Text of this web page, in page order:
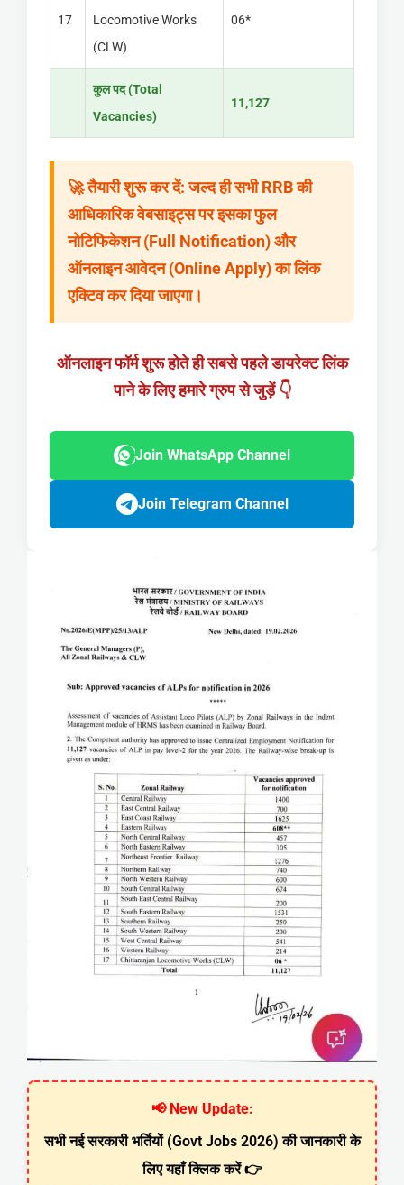
17
Locomotive Works
(CLW)
06*
कुल पद (Total
Vacancies)
11,127
🚀तैयारी शुरू कर दें:जल्द ही सभी RRB की
आधिकारिक वेबसाइट्स पर इसका फुल
नोटिफिकेशन (Full Notification) और
ऑनलाइन आवेदन (Online Apply) का लिंक
एक्टिव कर दिया जाएगा।
ऑनलाइन फॉर्म शुरू होते ही सबसे पहले डायरेक्ट लिंक
पाने के लिए हमारे ग्रुप से जुड़ें 👇
Join WhatsApp Channel
Join Telegram Channel
📢 New Update:
सभी नई सरकारी भर्तियों (Govt Jobs 2026) की जानकारी के
लिए यहाँ क्लिक करें 👉